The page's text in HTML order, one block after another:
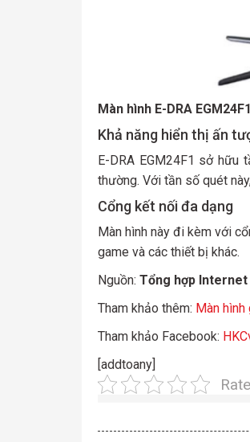
Màn hình E-DRA
Khả năng hiển thị ấn
E-DRA EGM24F1 sở
thường. Với tần số quét
Cổng kết nối đa dạng
Màn hình này đi kèm với
game và các thiết bị khác.
Nguồn: Tổng hợp Internet
Tham khảo thêm: Màn hình
Tham khảo Facebook:
[addtoany]